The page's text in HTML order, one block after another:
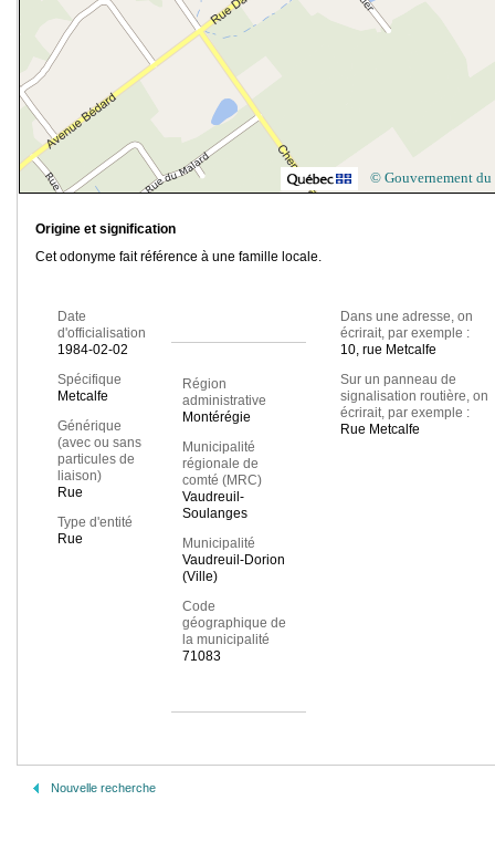
© Gouvernement du
Origine et signification
Cet odonyme fait référence à une famille locale.
Date
d'officialisation
1984-02-02
Spécifique
Metcalfe
Générique
(avec ou sans
particules de
liaison)
Rue
Type d'entité
Rue
Région
administrative
Montérégie
Municipalité
régionale de
comté (MRC)
Vaudreuil-
Soulanges
Municipalité
Vaudreuil-Dorion
(Ville)
Code
géographique de
la municipalité
71083
Dans une adresse, on
écrirait, par exemple :
10, rue Metcalfe
Sur un panneau de
signalisation routière, on
écrirait, par exemple :
Rue Metcalfe
Nouvelle recherche